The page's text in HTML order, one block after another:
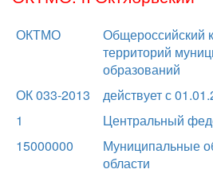
ОКТМО
Общероссийский
территорий
образований
ОК 033-2013
действует с
1
Центральный
15000000
Муниципальные
области